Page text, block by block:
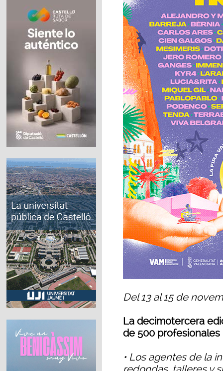
Del 13 al 15 de
La decimotercera
de 500
• Los agentes de la